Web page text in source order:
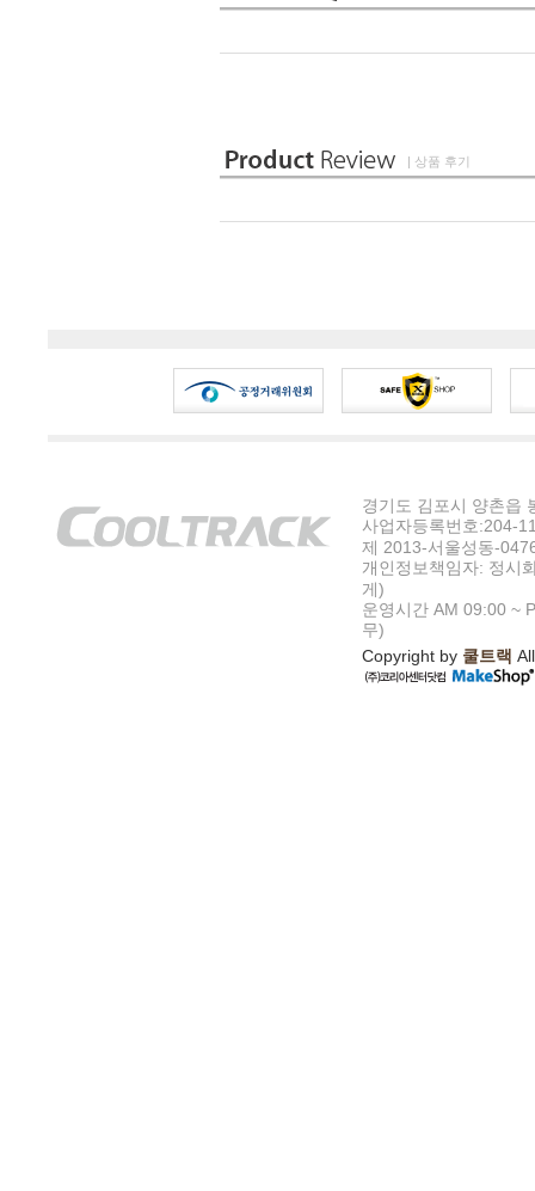
| 상품 후기
경기도 김포시 양촌읍
사업자등록번호:204-
제 2013-서울성동-
개인정보책임자: 정시
게)
운영시간 AM 09:00 ~
무)
Copyright by 쿨트랙